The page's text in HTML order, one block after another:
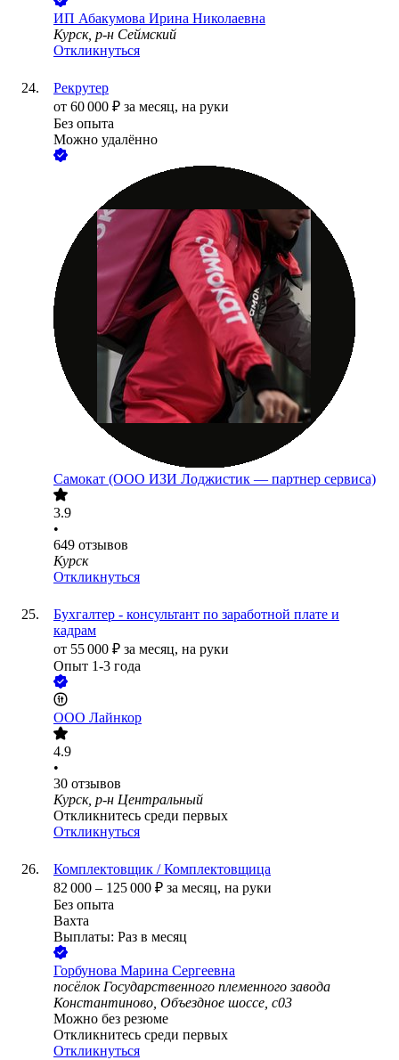
ИП Абакумова Ирина Николаевна
Курск, р-н Сеймский
Откликнуться
Рекрутер
от 60 000 ₽ за месяц, на руки
Без опыта
Можно удалённо
Самокат (ООО ИЗИ Лоджистик — партнер сервиса)
3.9
•
649 отзывов
Курск
Откликнуться
Бухгалтер - консультант по заработной плате и
кадрам
от 55 000 ₽ за месяц, на руки
Опыт 1-3 года
ООО Лайнкор
4.9
•
30 отзывов
Курск, р-н Центральный
Откликнитесь среди первых
Откликнуться
Комплектовщик / Комплектовщица
82 000 – 125 000 ₽ за месяц, на руки
Без опыта
Вахта
Выплаты: Раз в месяц
Горбунова Марина Сергеевна
посёлок Государственного племенного завода
Константиново, Объездное шоссе, с03
Можно без резюме
Откликнитесь среди первых
Откликнуться